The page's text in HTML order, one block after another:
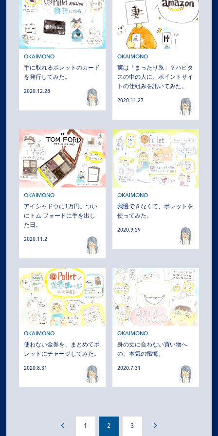
OKAIMONO
手に取れるポレットのカード
を発行してみた。
2020.12.28
OKAIMONO
実は「まったり系」？ハピタ
スの中の人に、ポイントサイ
トの仕組みを訊いてみた。
2020.11.27
OKAIMONO
アイシャドウに1万円。つい
にトム フォードに手を出し
た日。
2020.11.2
OKAIMONO
我慢できなくて、ポレットを
使ってみた。
2020.9.29
OKAIMONO
使わない金券を、まとめてポ
レットにチャージしてみた。
2020.8.31
OKAIMONO
身の丈に合わない買い物へ
の、本気の懺悔。
2020.7.31
1 2 3